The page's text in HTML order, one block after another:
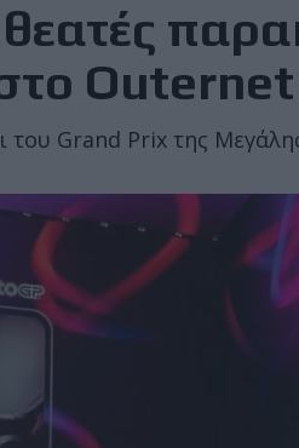
του Grand Prix της